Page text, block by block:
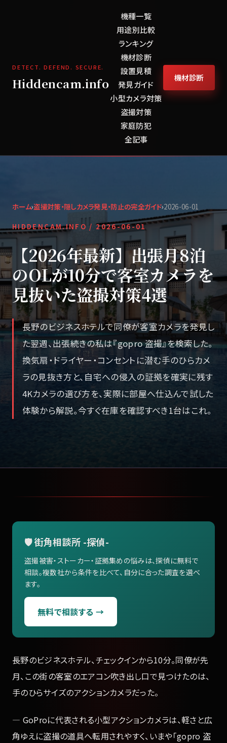
DETECT. DEFEND. SECURE.
Hiddencam.info
機種一覧
用途別比較
ランキング
機材診断
設置見積
発見ガイド
小型カメラ対策
盗撮対策
家庭防犯
全記事
機材診断
ホーム›盗撮対策・隠しカメラ発見・防止の完全ガイド›2026-06-01
HIDDENCAM.INFO /2026-06-01
【2026年最新】出張月8泊
のOLが10分で客室カメラを
見抜いた盗撮対策4選
長野のビジネスホテルで同僚が客室カメラを発見し
た翌週、出張続きの私は『gopro 盗撮』を検索した。
換気扇・ドライヤー・コンセントに潜む手のひらカメ
ラの見抜き方と、自宅への侵入の証拠を確実に残す
4Kカメラの選び方を、実際に部屋へ仕込んで試した
体験から解説。今すぐ在庫を確認すべき1台はこれ。
🛡️ 街角相談所 -探偵-
盗撮被害・ストーカー・証拠集めの悩みは、探偵に無料で
相談。複数社から条件を比べて、自分に合った調査を選べ
ます。
無料で相談する →
長野のビジネスホテル、チェックインから10分。同僚が先
月、この街の客室のエアコン吹き出し口で見つけたのは、
手のひらサイズのアクションカメラだった。
— GoProに代表される小型アクションカメラは、軽さと広
角ゆえに盗撮の道具へ転用されやすく、いまや「gopro 盗